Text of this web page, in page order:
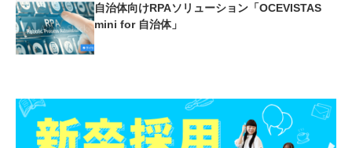
自治体向けRPAソリューション「OCEVISTAS
mini for 自治体」